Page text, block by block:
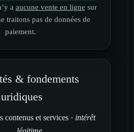
a aucune vente en ligne sur
traitons pas de données de
paiement.
& fondements
contenus et services · intérêt